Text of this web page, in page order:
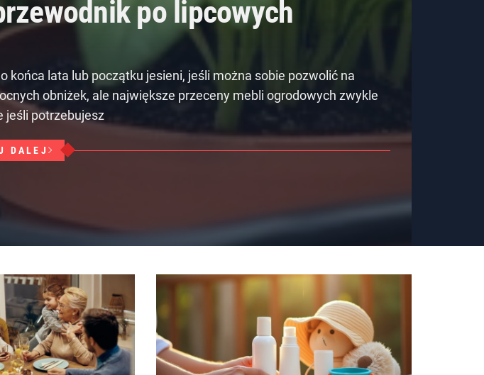
po lipcowych
końca lata lub początku jesieni, jeśli można sobie pozwolić na
obniżek, ale największe przeceny mebli ogrodowych zwykle
jeśli potrzebujesz
DALEJ